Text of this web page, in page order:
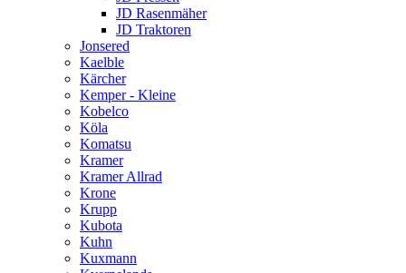
JD Rasenmäher
JD Traktoren
Jonsered
Kaelble
Kärcher
Kemper - Kleine
Kobelco
Köla
Komatsu
Kramer
Kramer Allrad
Krone
Krupp
Kubota
Kuhn
Kuxmann